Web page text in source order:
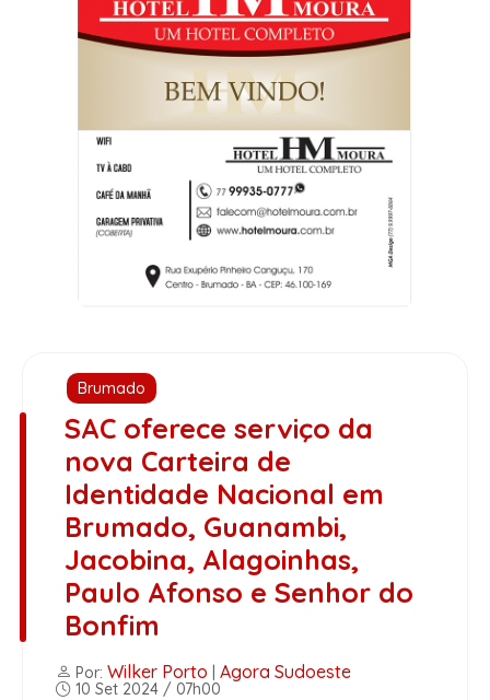
Brumado
SAC oferece serviço da
nova Carteira de
Identidade Nacional em
Brumado, Guanambi,
Jacobina, Alagoinhas,
Paulo Afonso e Senhor do
Bonfim
Por: Wilker Porto Agora Sudoeste
10 Set 2024 / 07h00